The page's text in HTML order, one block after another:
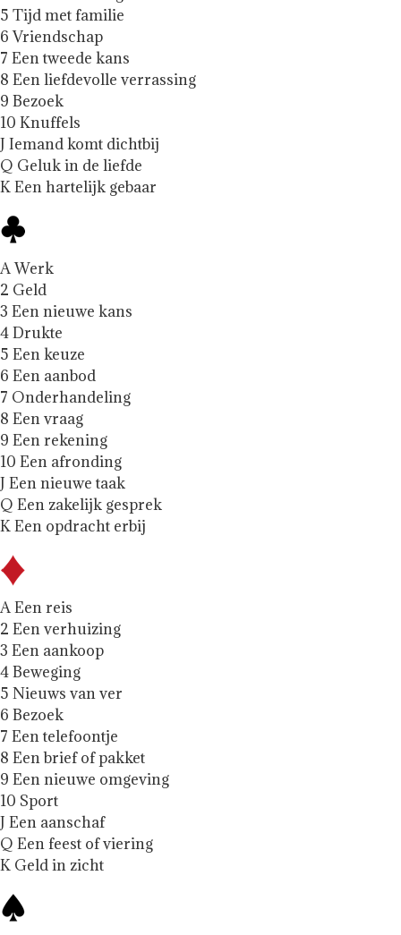
5 Tijd met familie
6 Vriendschap
7 Een tweede kans
8 Een liefdevolle verrassing
9 Bezoek
10 Knuffels
J Iemand komt dichtbij
Q Geluk in de liefde
K Een hartelijk gebaar
A Werk
2 Geld
3 Een nieuwe kans
4 Drukte
5 Een keuze
6 Een aanbod
7 Onderhandeling
8 Een vraag
9 Een rekening
10 Een afronding
J Een nieuwe taak
Q Een zakelijk gesprek
K Een opdracht erbij
A Een reis
2 Een verhuizing
3 Een aankoop
4 Beweging
5 Nieuws van ver
6 Bezoek
7 Een telefoontje
8 Een brief of pakket
9 Een nieuwe omgeving
10 Sport
J Een aanschaf
Q Een feest of viering
K Geld in zicht